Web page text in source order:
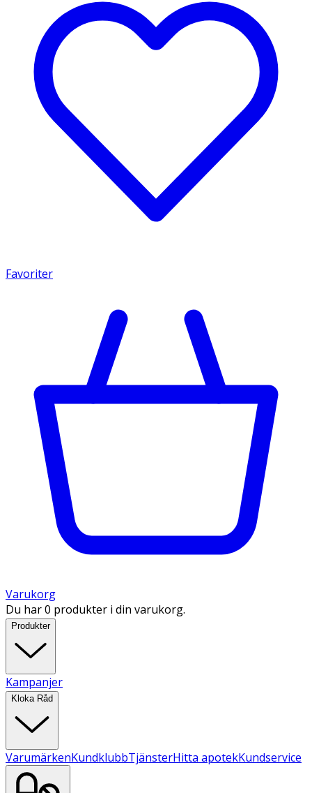
Favoriter
Varukorg
Du har 0 produkter i din varukorg.
Produkter
Kampanjer
Kloka Råd
VarumärkenKundklubbTjänsterHitta apotekKundservice